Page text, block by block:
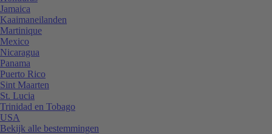
Jamaica
Kaaimaneilanden
Martinique
Mexico
Nicaragua
Panama
Puerto Rico
Sint Maarten
St. Lucia
Trinidad en Tobago
USA
Bekijk alle bestemmingen